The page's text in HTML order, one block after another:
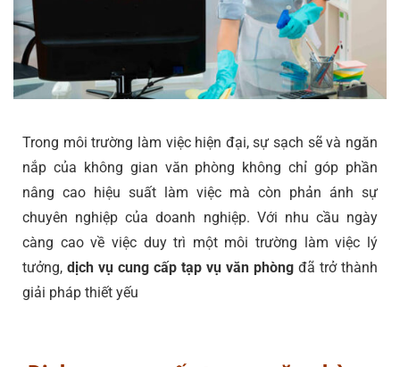
Trong môi trường làm việc hiện đại, sự sạch sẽ và ngăn
nắp của không gian văn phòng không chỉ góp phần
nâng cao hiệu suất làm việc mà còn phản ánh sự
chuyên nghiệp của doanh nghiệp. Với nhu cầu ngày
càng cao về việc duy trì một môi trường làm việc lý
tưởng, dịch vụ cung cấp tạp vụ văn phòng đã trở thành
giải pháp thiết yếu